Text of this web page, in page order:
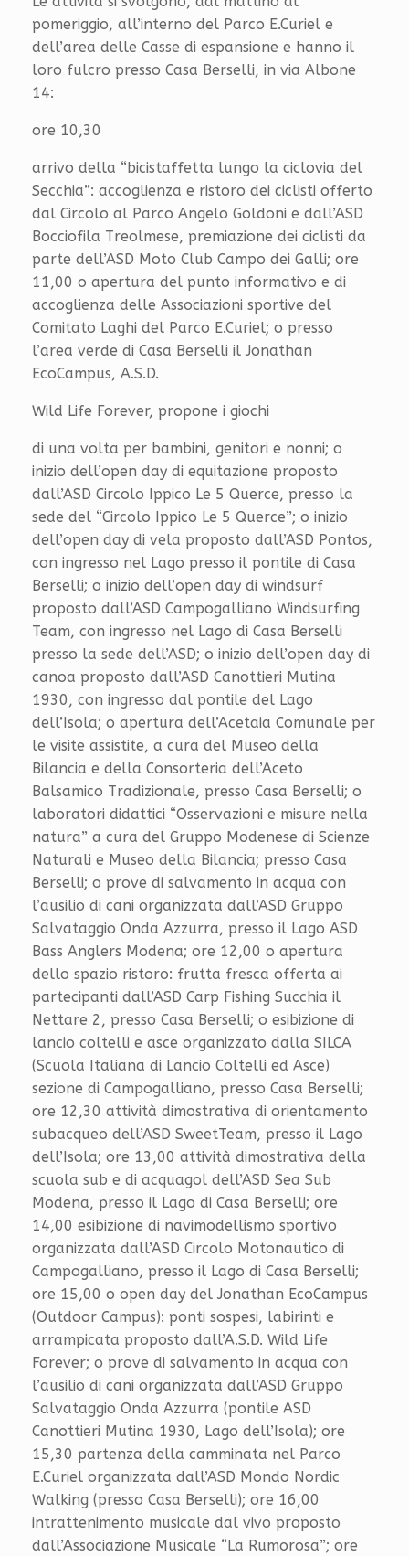
pomeriggio, all’interno del Parco E.Curiel e
dell’area delle Casse di espansione e hanno il
loro fulcro presso Casa Berselli, in via Albone
14:
ore 10,30
arrivo della “bicistaffetta lungo la ciclovia del
Secchia”: accoglienza e ristoro dei ciclisti offerto
dal Circolo al Parco Angelo Goldoni e dall’ASD
Bocciofila Treolmese, premiazione dei ciclisti da
parte dell’ASD Moto Club Campo dei Galli; ore
11,00 o apertura del punto informativo e di
accoglienza delle Associazioni sportive del
Comitato Laghi del Parco E.Curiel; o presso
l’area verde di Casa Berselli il Jonathan
EcoCampus, A.S.D.
Wild Life Forever, propone i giochi
di una volta per bambini, genitori e nonni; o
inizio dell’open day di equitazione proposto
dall’ASD Circolo Ippico Le 5 Querce, presso la
sede del “Circolo Ippico Le 5 Querce”; o inizio
dell’open day di vela proposto dall’ASD Pontos,
con ingresso nel Lago presso il pontile di Casa
Berselli; o inizio dell’open day di windsurf
proposto dall’ASD Campogalliano Windsurfing
Team, con ingresso nel Lago di Casa Berselli
presso la sede dell’ASD; o inizio dell’open day di
canoa proposto dall’ASD Canottieri Mutina
1930, con ingresso dal pontile del Lago
dell’Isola; o apertura dell’Acetaia Comunale per
le visite assistite, a cura del Museo della
Bilancia e della Consorteria dell’Aceto
Balsamico Tradizionale, presso Casa Berselli; o
laboratori didattici “Osservazioni e misure nella
natura” a cura del Gruppo Modenese di Scienze
Naturali e Museo della Bilancia; presso Casa
Berselli; o prove di salvamento in acqua con
l’ausilio di cani organizzata dall’ASD Gruppo
Salvataggio Onda Azzurra, presso il Lago ASD
Bass Anglers Modena; ore 12,00 o apertura
dello spazio ristoro: frutta fresca offerta ai
partecipanti dall’ASD Carp Fishing Succhia il
Nettare 2, presso Casa Berselli; o esibizione di
lancio coltelli e asce organizzato dalla SILCA
(Scuola Italiana di Lancio Coltelli ed Asce)
sezione di Campogalliano, presso Casa Berselli;
ore 12,30 attività dimostrativa di orientamento
subacqueo dell’ASD SweetTeam, presso il Lago
dell’Isola; ore 13,00 attività dimostrativa della
scuola sub e di acquagol dell’ASD Sea Sub
Modena, presso il Lago di Casa Berselli; ore
14,00 esibizione di navimodellismo sportivo
organizzata dall’ASD Circolo Motonautico di
Campogalliano, presso il Lago di Casa Berselli;
ore 15,00 o open day del Jonathan EcoCampus
(Outdoor Campus): ponti sospesi, labirinti e
arrampicata proposto dall’A.S.D. Wild Life
Forever; o prove di salvamento in acqua con
l’ausilio di cani organizzata dall’ASD Gruppo
Salvataggio Onda Azzurra (pontile ASD
Canottieri Mutina 1930, Lago dell’Isola); ore
15,30 partenza della camminata nel Parco
E.Curiel organizzata dall’ASD Mondo Nordic
Walking (presso Casa Berselli); ore 16,00
intrattenimento musicale dal vivo proposto
dall’Associazione Musicale “La Rumorosa”; ore